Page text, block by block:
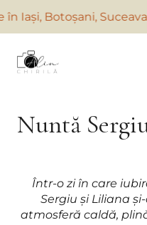
Bacău,
Nuntă
Într-o zi în care
Sergiu și Liliana
atmosferă caldă,